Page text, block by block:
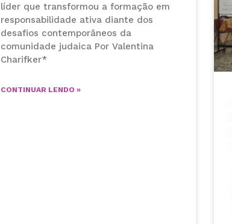
líder que transformou a formação em
responsabilidade ativa diante dos
desafios contemporâneos da
comunidade judaica Por Valentina
Charifker*
CONTINUAR LENDO »